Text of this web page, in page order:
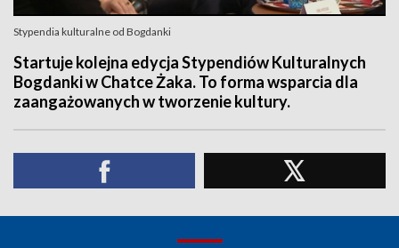
Stypendia kulturalne od Bogdanki
Startuje kolejna edycja Stypendiów Kulturalnych
Bogdanki w Chatce Żaka. To forma wsparcia dla
zaangażowanych w tworzenie kultury.